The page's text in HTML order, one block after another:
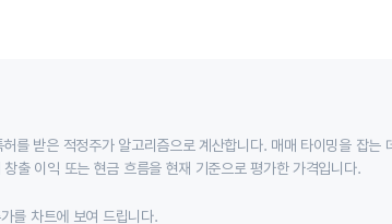
를 받은 적정주가 알고리즘으로 계산합니다. 매매 타이밍을 잡는
출 이익 또는 현금 흐름을 현재 기준으로 평가한 가격입니다.
를 차트에 보여 드립니다.